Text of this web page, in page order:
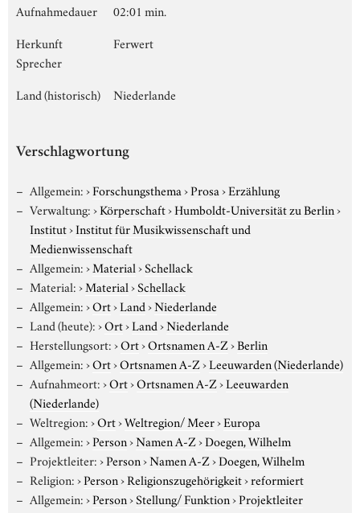
Aufnahmedauer
02:01 min.
Herkunft
Sprecher
Ferwert
Land (historisch) Niederlande
Verschlagwortung
Allgemein:›Forschungsthema›Prosa›Erzählung
Verwaltung:›Körperschaft›Humboldt-Universität zu Berlin›
Institut›Institut für Musikwissenschaft und
Medienwissenschaft
Allgemein:›Material›Schellack
Material:›Material›Schellack
Allgemein:›Ort›Land›Niederlande
Land (heute):›Ort›Land›Niederlande
Herstellungsort:›Ort›Ortsnamen A-Z›Berlin
Allgemein:›Ort›Ortsnamen A-Z›Leeuwarden (Niederlande)
Aufnahmeort:›Ort›Ortsnamen A-Z›Leeuwarden
(Niederlande)
Weltregion:›Ort›Weltregion/ Meer›Europa
Allgemein:›Person›Namen A-Z›Doegen, Wilhelm
Projektleiter:›Person›Namen A-Z›Doegen, Wilhelm
Religion:›Person›Religionszugehörigkeit›reformiert
Allgemein:›Person›Stellung/ Funktion›Projektleiter